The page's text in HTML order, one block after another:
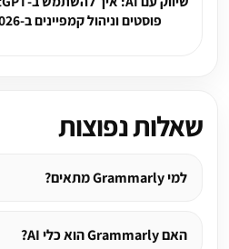
פוסטים וניהול קמפיינים ב-2026 ועדיין להיות מקורי
שאלות נפוצות
למי Grammarly מתאים?
האם Grammarly הוא כלי AI?